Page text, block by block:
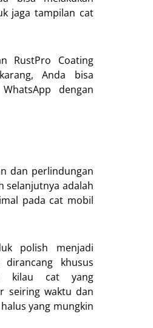
jaga tampilan cat
RustPro Coating
Anda bisa
dengan
dan perlindungan
selanjutnya adalah
pada cat mobil
polish menjadi
khusus
kilau cat yang
seiring waktu dan
yang mungkin